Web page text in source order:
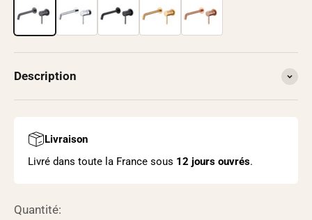
Description
Livraison
Livré dans toute la France sous 12 jours ouvrés.
Quantité: